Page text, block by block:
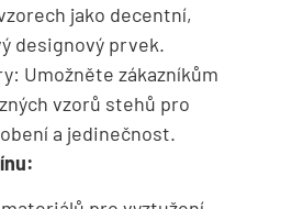
jako decentní,
designový prvek.
Umožněte zákazníkům
vzorů stehů pro
a jedinečnost.